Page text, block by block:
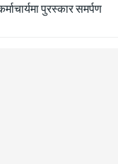
पुरस्कार समर्पण